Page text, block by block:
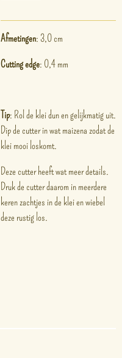
Afmetingen: 3,0 cm
Cutting edge: 0,4 mm
Tip: Rol de klei dun en gelijkmatig uit.
Dip de cutter in wat maizena zodat de
klei mooi loskomt.
Deze cutter heeft wat meer details.
Druk de cutter daarom in meerdere
keren zachtjes in de klei en wiebel
deze rustig los.